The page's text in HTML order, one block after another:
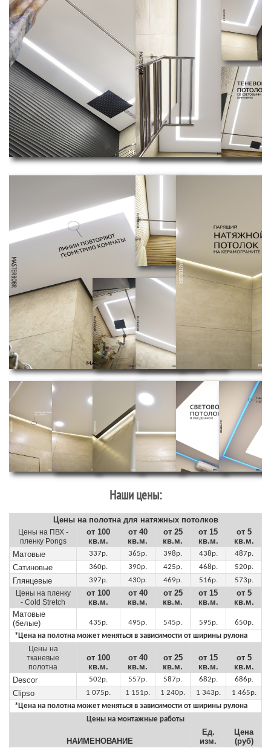
Наши цены:
Цены на полотна для натяжных потолков
Цены на ПВХ -
пленку Pongs
от 100
кв.м.
от 40
кв.м.
от 25
кв.м.
от 15
кв.м.
от 5
кв.м.
Матовые
337р. 365р. 398р. 438р. 487р.
Сатиновые 360р. 390р. 425р. 468р. 520р.
Глянцевые 397р. 430р. 469р. 516р. 573р.
Цены на пленку
- Cold Stretch
от 100
кв.м.
от 40
кв.м.
от 25
кв.м.
от 15
кв.м.
от 5
кв.м.
Матовые
(белые)
435р. 495р. 545р. 595р.
650р.
*Цена на полотна может меняться в зависимости от ширины рулона
Цены на
тканевые
полотна
от 100
кв.м.
от 40
кв.м.
от 25
кв.м.
от 15
кв.м.
от 5
кв.м.
Descor
502р. 557р. 587р. 682р. 686р.
Clipso 1 075р. 1 151р. 1 240р. 1 343р.
1 465р.
*Цена на полотна может меняться в зависимости от ширины рулона
Цены на монтажные работы
НАИМЕНОВАНИЕ
Ед.
изм.
Цена
(руб)